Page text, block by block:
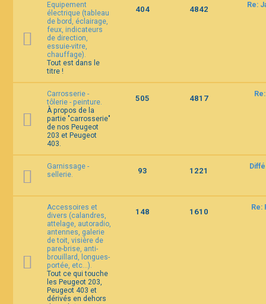
Equipement
électrique (tableau
de bord, éclairage,
feux, indicateurs
de direction,
essuie-vitre,
chauffage).
Tout est dans le
titre !
404 4842 Re:
Carrosserie -
tôlerie - peinture.
À propos de la
partie "carrosserie"
de nos Peugeot
203 et Peugeot
403.
505 4817
Garnissage -
sellerie.
93 1221
Accessoires et
divers (calandres,
attelage, autoradio,
antennes, galerie
de toit, visière de
pare-brise, anti-
brouillard, longues-
portée, etc...).
Tout ce qui touche
les Peugeot 203,
Peugeot 403 et
dérivés en dehors
148 1610 Re: